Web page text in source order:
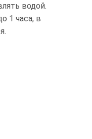
водой.
1 часа, в